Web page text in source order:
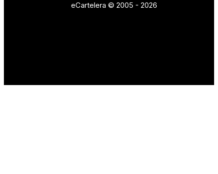
eCartelera © 2005 - 2026